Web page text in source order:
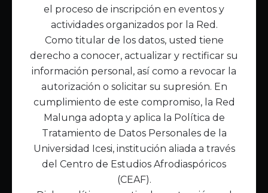
Enlaces de interés
Publicaciones
Noticias
Contáctanos
Política de Tratamiento de Datos
el proceso de inscripción en eventos y
actividades organizados por la Red.
Como titular de los datos, usted tiene
derecho a conocer, actualizar y rectificar su
información personal, así como a revocar la
autorización o solicitar su supresión. En
cumplimiento de este compromiso, la Red
Malunga adopta y aplica la Política de
Tratamiento de Datos Personales de la
Universidad Icesi, institución aliada a través
del Centro de Estudios Afrodiaspóricos
(CEAF).